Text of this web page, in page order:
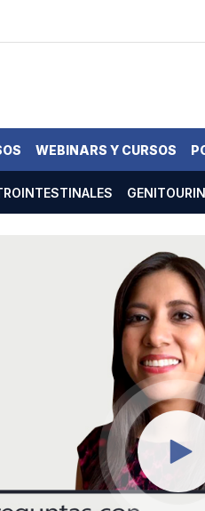
WEBINARS Y CURSOS